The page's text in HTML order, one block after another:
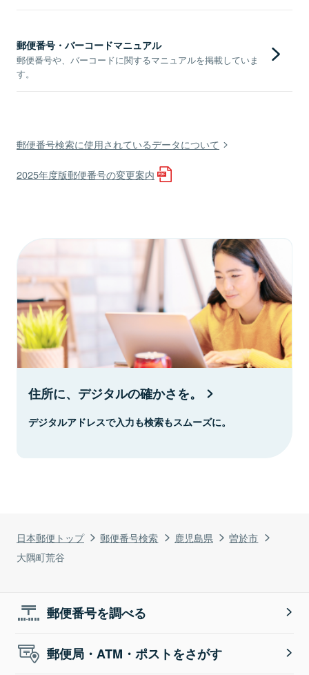
日本郵便トップ 郵便番号検索 鹿児島県
曽於市
大隅町荒谷
郵便番号・バーコードマニュアル
郵便番号や、バーコードに関するマニュアルを掲載していま
す。
郵便番号検索に使用されているデータについて
2025年度版郵便番号の変更案内
住所に、デジタルの確かさを。
デジタルアドレスで入力も検索もスムーズに。
郵便番号を調べる
郵便局・ATM・ポストをさがす